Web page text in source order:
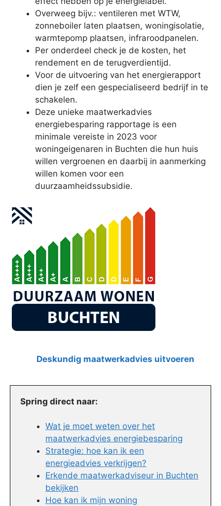
Overweeg bijv.: ventileren met WTW,
zonneboiler laten plaatsen, woningisolatie,
warmtepomp plaatsen, infraroodpanelen.
Per onderdeel check je de kosten, het
rendement en de terugverdientijd.
Voor de uitvoering van het energierapport
dien je zelf een gespecialiseerd bedrijf in te
schakelen.
Deze unieke maatwerkadvies
energiebesparing rapportage is een
minimale vereiste in 2023 voor
woningeigenaren in Buchten die hun huis
willen vergroenen en daarbij in aanmerking
willen komen voor een
duurzaamheidssubsidie.
Deskundig maatwerkadvies uitvoeren
Spring direct naar:
Wat je moet weten over het
maatwerkadvies energiebesparing
Strategie: hoe kan ik een
energieadvies verkrijgen?
Erkende maatwerkadviseur in Buchten
bekijken
Hoe kan ik mijn woning